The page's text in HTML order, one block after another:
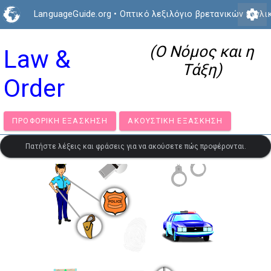
LanguageGuide.org • Οπτικό λεξιλόγιο βρετανικών settings
Law &
Order
(Ο Νόμος και η
Τάξη)
ΠΡΟΦΟΡΙΚΉ ΕΞΆΣΚΗΣΗ ΑΚΟΥΣΤΙΚΉ ΕΞΆΣΚΗΣΗ
Πατήστε λέξεις και φράσεις για να ακούσετε πώς προφέρονται.